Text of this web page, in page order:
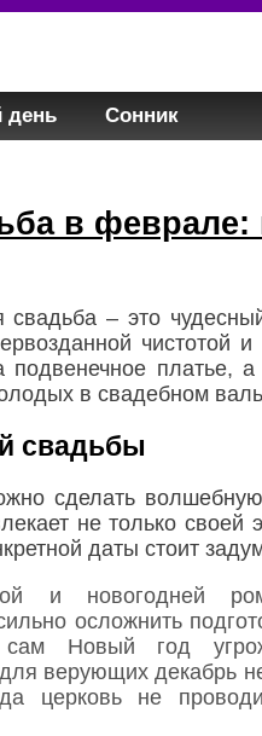
день Сонник
в феврале:
свадьба – это
чистотой
подвенечное платье,
в свадебном
свадьбы
сделать
не только своей
даты стоит
и новогодней
осложнить
сам Новый год
верующих декабрь
церковь не